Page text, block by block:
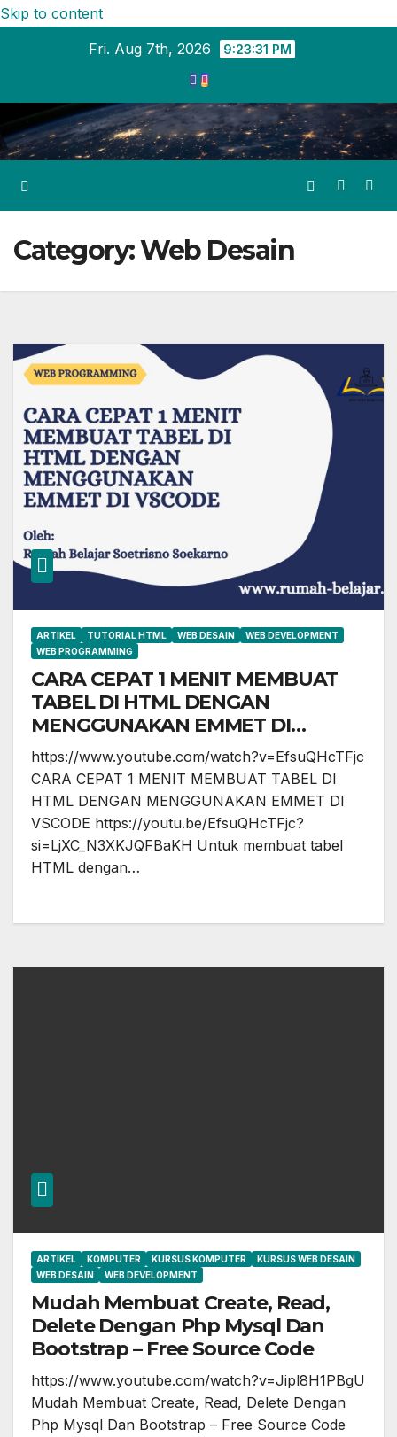
Skip to content
Fri. Aug 7th, 2026
9:23:32 PM
Category:Web Desain
ARTIKEL TUTORIAL HTML WEB DESAIN
WEB DEVELOPMENT
WEB PROGRAMMING
CARA CEPAT 1 MENIT MEMBUAT
TABEL DI HTML DENGAN
MENGGUNAKAN EMMET DI
VSCODE
https://www.youtube.com/watch?v=EfsuQHcTFjc
CARA CEPAT 1 MENIT MEMBUAT TABEL DI
HTML DENGAN MENGGUNAKAN EMMET DI
VSCODE https://youtu.be/EfsuQHcTFjc?
si=LjXC_N3XKJQFBaKH Untuk membuat tabel
HTML dengan…
ARTIKEL KOMPUTER KURSUS KOMPUTER
KURSUS WEB DESAIN
WEB DESAIN
WEB DEVELOPMENT
Mudah Membuat Create, Read,
Delete Dengan Php Mysql Dan
Bootstrap – Free Source Code
https://www.youtube.com/watch?v=Jipl8H1PBgU
Mudah Membuat Create, Read, Delete Dengan
Php Mysql Dan Bootstrap – Free Source Code